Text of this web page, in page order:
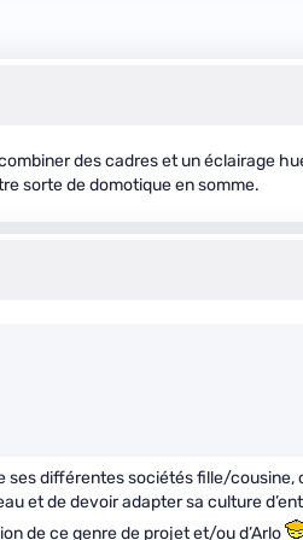
des cadres et un éclairage
sorte de domotique en somme.
ses différentes sociétés fille/cousine,
et de devoir adapter sa culture
de ce genre de projet et/ou d’Arlo